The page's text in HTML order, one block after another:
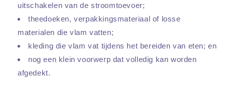
uitschakelen van de stroomtoevoer;
theedoeken, verpakkingsmateriaal of losse
materialen die vlam vatten;
kleding die vlam vat tijdens het bereiden van eten; en
nog een klein voorwerp dat volledig kan worden
afgedekt.